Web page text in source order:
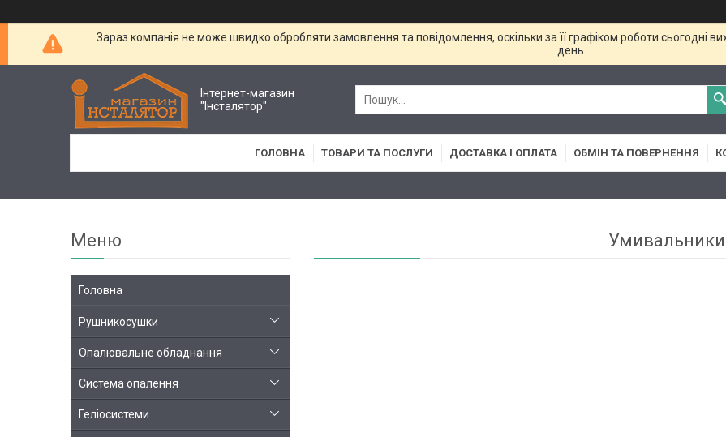
Зараз компанія не може швидко обробляти замовлення та повідомлення, оскільки за її графіком роботи сьогодні
день.
Інтернет-магазин
"Інсталятор"
ГОЛОВНА ТОВАРИ ТА ПОСЛУГИ ДОСТАВКА І ОПЛАТА ОБМІН ТА ПОВЕРНЕННЯ
Умивальники
Головна
Рушникосушки
Опалювальне обладнання
Система опалення
Геліосистеми